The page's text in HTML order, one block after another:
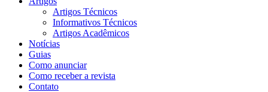
Artigos Técnicos
Informativos Técnicos
Artigos Acadêmicos
Notícias
Guias
Como anunciar
Como receber a revista
Contato